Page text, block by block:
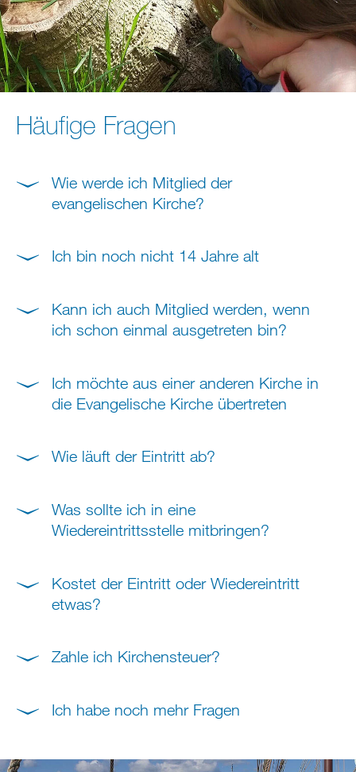
Häufige Fragen
Wie werde ich Mitglied der
evangelischen Kirche?
Ich bin noch nicht 14 Jahre alt
Kann ich auch Mitglied werden, wenn
ich schon einmal ausgetreten bin?
Ich möchte aus einer anderen Kirche in
die Evangelische Kirche übertreten
Wie läuft der Eintritt ab?
Was sollte ich in eine
Wiedereintrittsstelle mitbringen?
Kostet der Eintritt oder Wiedereintritt
etwas?
Zahle ich Kirchensteuer?
Ich habe noch mehr Fragen